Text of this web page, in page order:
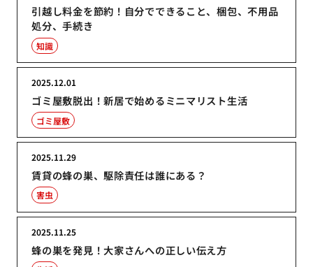
引越し料金を節約！自分でできること、梱包、不用品
処分、手続き
知識
ゴミ屋敷脱出！新居で始めるミニマリスト生活
2025.12.01
ゴミ屋敷
賃貸の蜂の巣、駆除責任は誰にある？
2025.11.29
害虫
蜂の巣を発見！大家さんへの正しい伝え方
2025.11.25